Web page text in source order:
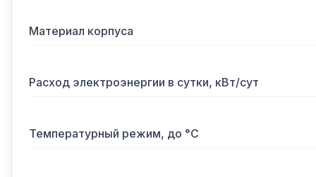
Материал корпуса
Расход электроэнергии в сутки, кВт/сут
Температурный режим, до °С